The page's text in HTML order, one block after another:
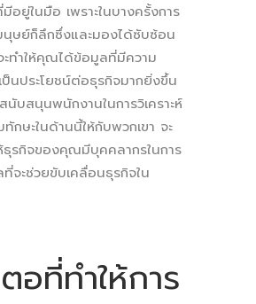
อยู่ในมือ เพราะในบางครั้งการ
นุษย์ก็ลึกซึ่งและมองได้ซับซ้อน
ะทำให้คุณได้ข้อมูลที่มีความ
ป็นประโยชน์ต่อธุรกิจมากยิ่งขึ้น
นับสนุนพนักงานในการวิเคราะห์
กษะในด้านนี้ให้กับพวกเขา จะ
ธุรกิจของคุณมีบุคคลากรในการ
ที่จะช่วยขับเคลื่อนธุรกิจใน
อที่ทำให้การ